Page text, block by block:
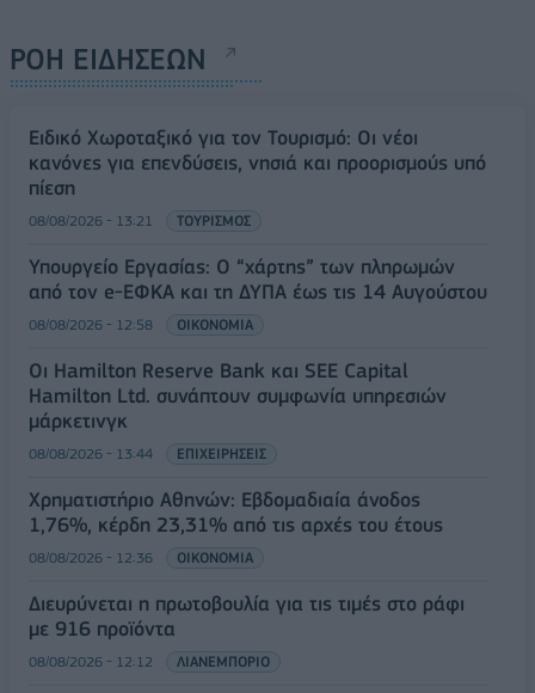
ΡΟΗ ΕΙΔΗΣΕΩΝ
Ειδικό Χωροταξικό για τον Τουρισμό: Οι νέοι
κανόνες για επενδύσεις, νησιά και προορισμούς υπό
πίεση
08/08/2026 - 13:21 ΤΟΥΡΙΣΜΟΣ
Υπουργείο Εργασίας: Ο “χάρτης” των πληρωμών
από τον e-ΕΦΚΑ και τη ΔΥΠΑ έως τις 14 Αυγούστου
08/08/2026 - 12:58 ΟΙΚΟΝΟΜΙΑ
Οι Hamilton Reserve Bank και SEE Capital
Hamilton Ltd. συνάπτουν συμφωνία υπηρεσιών
μάρκετινγκ
08/08/2026 - 13:44 ΕΠΙΧΕΙΡΗΣΕΙΣ
Χρηματιστήριο Αθηνών: Εβδομαδιαία άνοδος
1,76%, κέρδη 23,31% από τις αρχές του έτους
08/08/2026 - 12:36 ΟΙΚΟΝΟΜΙΑ
Διευρύνεται η πρωτοβουλία για τις τιμές στο ράφι
με 916 προϊόντα
08/08/2026 - 12:12 ΛΙΑΝΕΜΠΟΡΙΟ